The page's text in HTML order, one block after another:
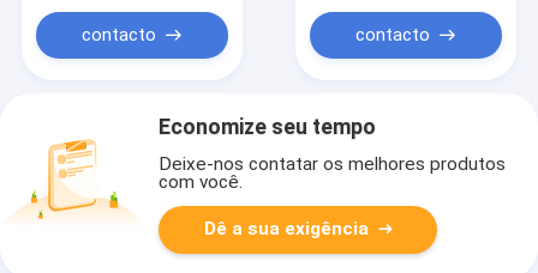
contacto contacto
Economize seu tempo
Deixe-nos contatar os melhores produtos
com você.
Dê a sua exigência